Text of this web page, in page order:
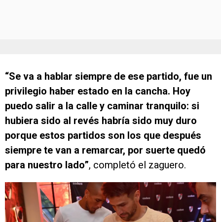
“Se va a hablar siempre de ese partido, fue un
privilegio haber estado en la cancha. Hoy
puedo salir a la calle y caminar tranquilo: si
hubiera sido al revés habría sido muy duro
porque estos partidos son los que después
siempre te van a remarcar, por suerte quedó
para nuestro lado”, completó el zaguero.